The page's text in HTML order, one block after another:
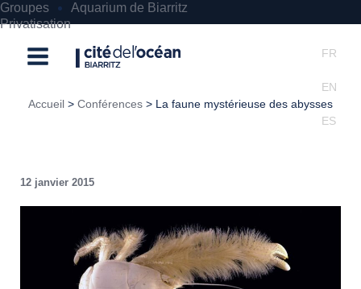
Groupes
Privatisation
Aquarium de Biarritz
Aller
au
FR
EN
ES
Accueil Conférences La faune mystérieuse des abysses
12 janvier 2015